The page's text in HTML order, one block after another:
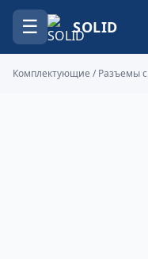
☰ SOLID
Комплектующие /Разъемы